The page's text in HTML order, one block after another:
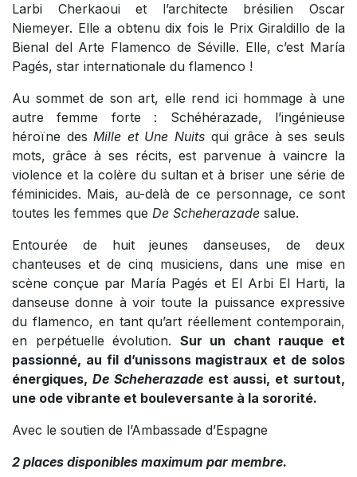
Larbi Cherkaoui et l’architecte brésilien Oscar
Niemeyer. Elle a obtenu dix fois le Prix Giraldillo de la
Bienal del Arte Flamenco de Séville. Elle, c’est María
Pagés, star internationale du flamenco !
Au sommet de son art, elle rend ici hommage à une
autre femme forte : Schéhérazade, l’ingénieuse
héroïne desMille et Une Nuits qui grâce à ses seuls
mots, grâce à ses récits, est parvenue à vaincre la
violence et la colère du sultan et à briser une série de
féminicides. Mais, au-delà de ce personnage, ce sont
toutes les femmes que De Scheherazade salue.
Entourée de huit jeunes danseuses, de deux
chanteuses et de cinq musiciens, dans une mise en
scène conçue par María Pagés et El Arbi El Harti, la
danseuse donne à voir toute la puissance expressive
du flamenco, en tant qu’art réellement contemporain,
en perpétuelle évolution. Sur un chant rauque et
passionné, au fil d’unissons magistraux et de solos
énergiques, De Scheherazadeest aussi, et surtout,
une ode vibrante et bouleversante à la sororité.
Avec le soutien de l’Ambassade d’Espagne
2 places disponibles maximum par membre.